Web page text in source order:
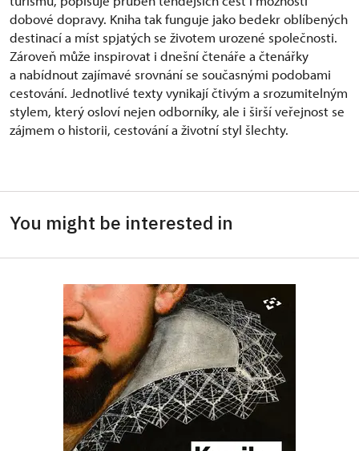
dobové dopravy. Kniha tak funguje jako bedekr oblíbených
destinací a míst spjatých se životem urozené společnosti.
Zároveň může inspirovat i dnešní čtenáře a čtenářky
a nabídnout zajímavé srovnání se současnými podobami
cestování. Jednotlivé texty vynikají čtivým a srozumitelným
stylem, který osloví nejen odborníky, ale i širší veřejnost se
zájmem o historii, cestování a životní styl šlechty.
You might be interested in